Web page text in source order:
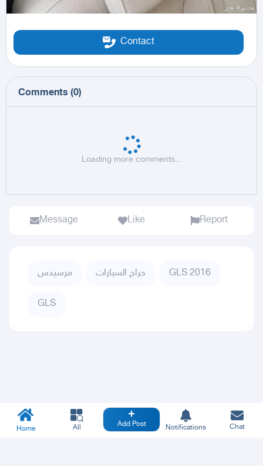
Contact
Comments (0)
Loading more comments...
Message Like Report
مرسيدس حراج السيارات GLS 2016
GLS
Home All Add Post Notifications Chat